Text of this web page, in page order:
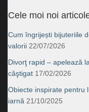
Cele moi noi
Cum îngrijești bijuteriile
valorii 22/07/2026
Divorţ rapid – apelează
câştigat 17/02/2026
Obiecte inspirate pentru
iarnă 21/10/2025